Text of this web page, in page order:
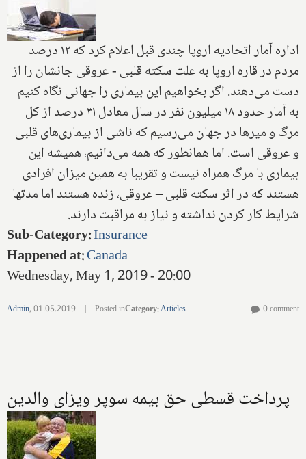
اداره آمار اتحادیه اروپا چندی قبل اعلام کرد که ۱۲ درصد
مردم در قاره اروپا به علت سکته قلبی - عروقی جانشان را از
دست می‌دهند. اگر بخواهیم این بیماری را جهانی نگاه کنیم
به آمار حدود ۱۸ میلیون نفر در سال معادل ۳۱ درصد از کل
مرگ و میرها در جهان می‌رسیم که ناشی از بیماری‌های قلبی
و عروقی است. اما همانطور که همه می‌دانیم، همیشه این
بیماری با مرگ همراه نیست و تقریبا به همین میزان افرادی
هستند که در اثر سکته قلبی – عروقی، زنده هستند اما مدتها
شرایط کار کردن نداشته و نیاز به مراقبت دارند.
Sub-Category:Insurance
Happened at:Canada
Wednesday, May 1, 2019 - 20:00
Admin,01.05.2019 | Posted inCategory:Articles 0 comment
پرداخت قسطی حق بیمه سوپر ویزای والدین